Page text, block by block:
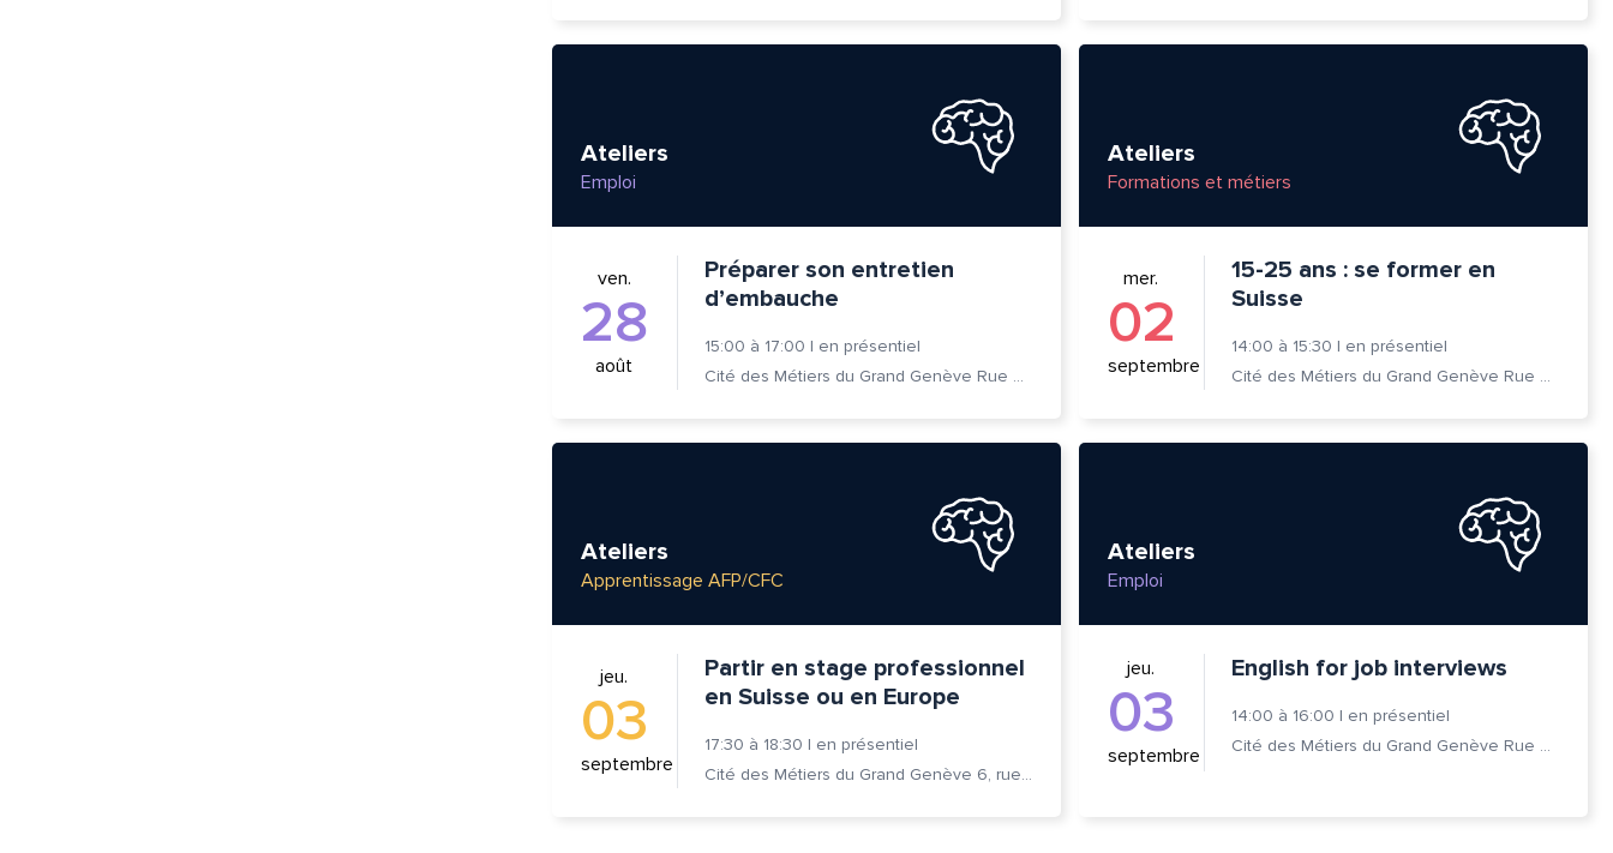
Ateliers
Emploi
ven.
28
août
Préparer son entretien
d’embauche
15:00 à 17:00 | en présentiel
Cité des Métiers du Grand Genève Rue Prévost-Martin 6 1205 Genève
Ateliers
Formations et métiers
mer.
02
septembre
15-25 ans : se former en
Suisse
14:00 à 15:30 | en présentiel
Cité des Métiers du Grand Genève Rue Prévost-Martin 6 1205 Genève
Ateliers
Apprentissage AFP/CFC
jeu.
03
septembre
Partir en stage professionnel
en Suisse ou en Europe
17:30 à 18:30 | en présentiel
Cité des Métiers du Grand Genève 6, rue Prévost-Martin 1205 Genève
Ateliers
Emploi
jeu.
03
septembre
English for job interviews
14:00 à 16:00 | en présentiel
Cité des Métiers du Grand Genève Rue Prévost-Martin 6 1205 Genève
Envoyer
Envoyer